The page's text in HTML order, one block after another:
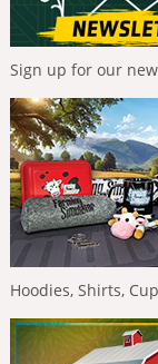
Sign up for our
Hoodies, Shirts,